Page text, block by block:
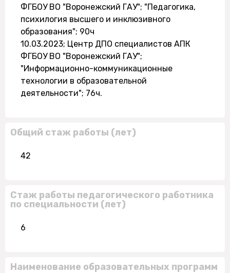
ФГБОУ ВО "Воронежский ГАУ"; "Педагогика,
психилогия высшего и инклюзивного
образования"; 90ч
10.03.2023; Центр ДПО специалистов АПК
ФГБОУ ВО "Воронежский ГАУ";
"Информационно-коммуникационные
технологии в образовательной
деятельности"; 76ч.
Общий стаж работы (лет)
42
Стаж работы педагогического работника
по специальности (лет)
6
Наименование образовательных программ